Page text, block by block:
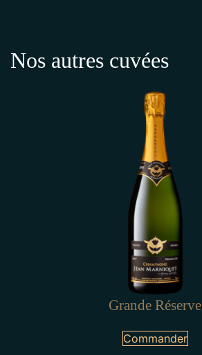
Nos autres cuvées
Grande Réserve
Commander